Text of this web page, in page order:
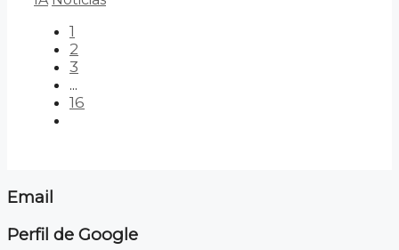
1
2
3
...
16
Email
Perfil de Google